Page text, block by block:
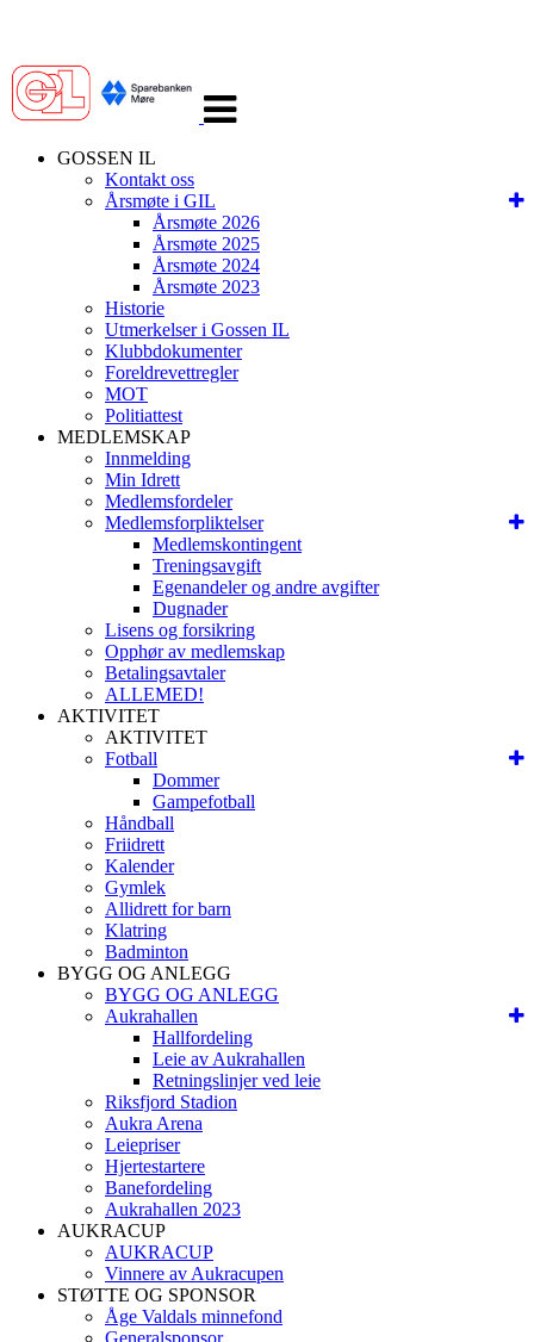
navigasjon
GOSSEN IL
Kontakt oss
Årsmøte i GIL
Årsmøte 2026
Årsmøte 2025
Årsmøte 2024
Årsmøte 2023
Historie
Utmerkelser i Gossen IL
Klubbdokumenter
Foreldrevettregler
MOT
Politiattest
MEDLEMSKAP
Innmelding
Min Idrett
Medlemsfordeler
Medlemsforpliktelser
Medlemskontingent
Treningsavgift
Egenandeler og andre avgifter
Dugnader
Lisens og forsikring
Opphør av medlemskap
Betalingsavtaler
ALLEMED!
AKTIVITET
AKTIVITET
Fotball
Dommer
Gampefotball
Håndball
Friidrett
Kalender
Gymlek
Allidrett for barn
Klatring
Badminton
BYGG OG ANLEGG
BYGG OG ANLEGG
Aukrahallen
Hallfordeling
Leie av Aukrahallen
Retningslinjer ved leie
Riksfjord Stadion
Aukra Arena
Leiepriser
Hjertestartere
Banefordeling
Aukrahallen 2023
AUKRACUP
AUKRACUP
Vinnere av Aukracupen
STØTTE OG SPONSOR
Åge Valdals minnefond
Generalsponsor